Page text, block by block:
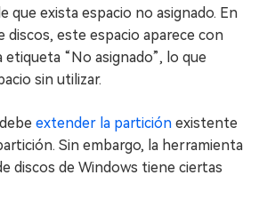
que exista espacio no asignado. En
discos, este espacio aparece con
etiqueta “No asignado”, lo que
sin utilizar.
extender la partición existente
Sin embargo, la herramienta
discos de Windows tiene ciertas